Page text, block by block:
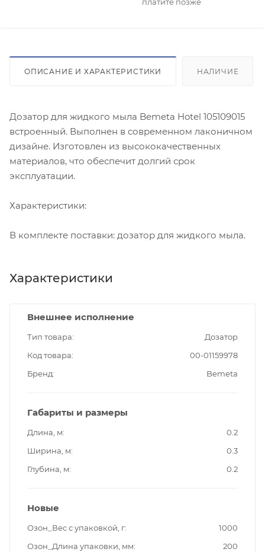
платите позже
ОПИСАНИЕ И ХАРАКТЕРИСТИКИ НАЛИЧИЕ
Дозатор для жидкого мыла Bemeta Hotel 105109015
встроенный. Выполнен в современном лаконичном
дизайне. Изготовлен из высококачественных
материалов, что обеспечит долгий срок
эксплуатации.
Характеристики:
В комплекте поставки: дозатор для жидкого мыла.
Характеристики
Внешнее исполнение
Тип товара
Дозатор
Код товара
00-01159978
Бренд
Bemeta
Габариты и размеры
Длина, м
0.2
Ширина, м
0.3
Глубина, м
0.2
Новые
Озон_Вес с упаковкой, г
1000
Озон_Длина упаковки, мм
200